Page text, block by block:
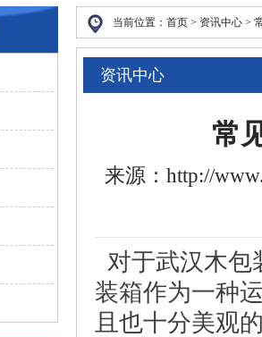
当前位置： 首页 > 资讯中心 >
资讯中心
常
来源：http://
对于武汉木包
装箱作为一种
且也十分美观